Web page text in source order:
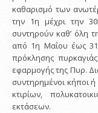
καθαρισμό των
την 1η μέχρι την
συντηρούν καθ’ όλη
από 1η Μαΐου έως 31
πρόκλησης
εφαρμογής της Πυρ.
συντηρημένοι κήποι
κτιρίων,
εκτάσεων.